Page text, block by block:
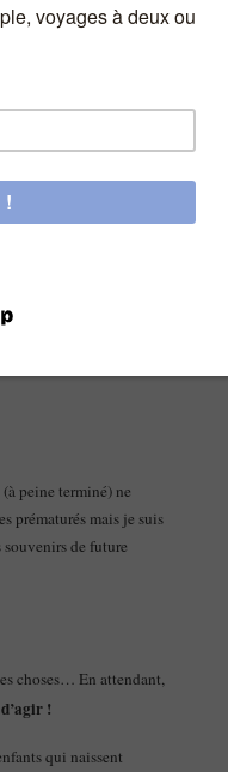
Le titre en gras
lignes, le coeur
à peine pour qui
effacées, sont privés
les laisse mourir à
à quitter ce monde
solutions ! Soit les
peine terminé) ne
prématurés mais je suis
souvenirs de future
choses… En attendant,
!
qui naissent